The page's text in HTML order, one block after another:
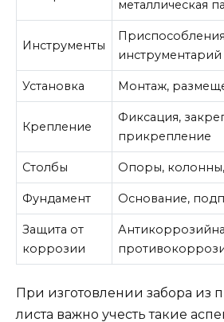
металлическая
Инструменты
инструментарий
Установка Монтаж,
Крепление
Фиксация,
прикрепление
Столбы Опоры,
Фундамент Основание,
Защита от
коррозии
При изготовлении забора из
листа важно учесть такие